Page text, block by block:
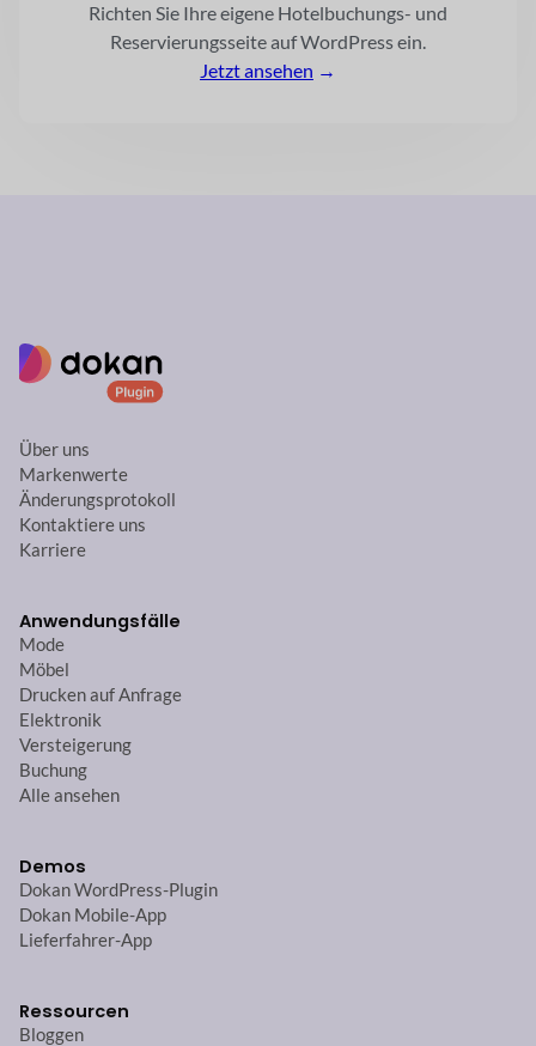
Richten Sie Ihre eigene Hotelbuchungs- und
Reservierungsseite auf WordPress ein.
Jetzt ansehen →
Über uns
Markenwerte
Änderungsprotokoll
Kontaktiere uns
Karriere
Anwendungsfälle
Mode
Möbel
Drucken auf Anfrage
Elektronik
Versteigerung
Buchung
Alle ansehen
Demos
Dokan WordPress-Plugin
Dokan Mobile-App
Lieferfahrer-App
Ressourcen
Bloggen